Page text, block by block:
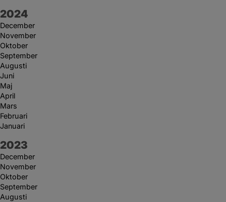
År:
2024
December
November
Oktober
September
Augusti
Juni
Maj
April
Mars
Februari
Januari
År:
2023
December
November
Oktober
September
Augusti